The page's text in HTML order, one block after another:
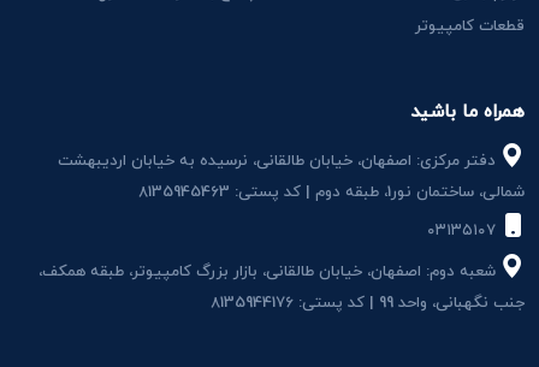
همراه ما باشید
دفتر مرکزی: اصفهان، خیابان طالقانی، نرسیده به خیابان اردیبهشت
شمالی، ساختمان نور1، طبقه دوم | کد پستی: 8135945463
شعبه دوم: اصفهان، خیابان طالقانی، بازار بزرگ کامپیوتر، طبقه همکف،
جنب نگهبانی، واحد 99 | کد پستی: 8135944176
قطعات کامپیوتر